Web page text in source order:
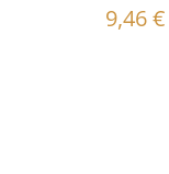
9,46€